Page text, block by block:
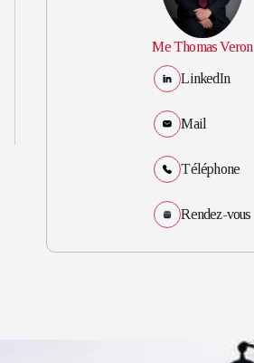
Me Thomas Veron
LinkedIn
Mail
Téléphone
Rendez-vous